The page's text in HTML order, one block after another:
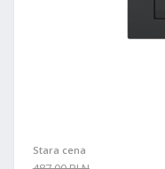
Stara cena